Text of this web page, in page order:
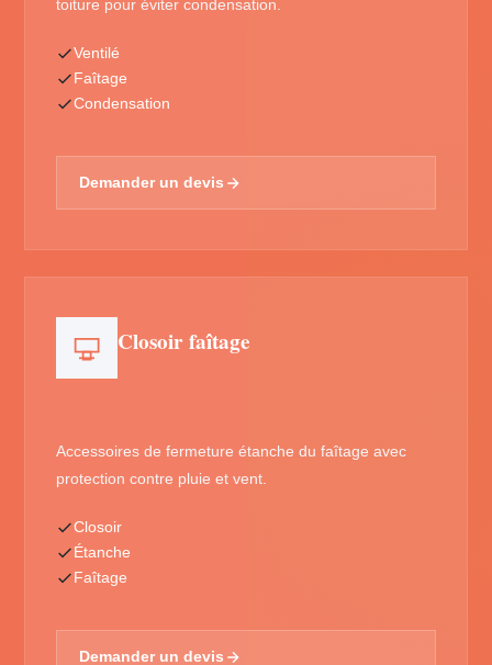
toiture pour éviter condensation.
Ventilé
Faîtage
Condensation
Demander un devis
Closoir faîtage
Accessoires de fermeture étanche du faîtage avec
protection contre pluie et vent.
Closoir
Étanche
Faîtage
Demander un devis